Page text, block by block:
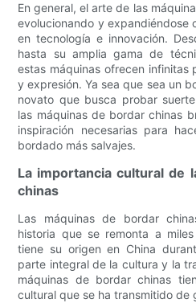
En general, el arte de las
evolucionando y expandiéndose
en tecnología e innovación.
hasta su amplia gama de
estas máquinas ofrecen infinitas
y expresión. Ya sea que sea un
novato que busca probar
las máquinas de bordar chinas
inspiración necesarias para
bordado más salvajes.
La importancia cultural de
chinas
Las máquinas de bordar
historia que se remonta a
tiene su origen en China
parte integral de la cultura y la
máquinas de bordar chinas
cultural que se ha transmitido de